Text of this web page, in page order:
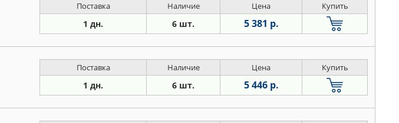
Поставка Наличие Цена Купить
1 дн. 6 шт. 5 381 р.
Поставка Наличие Цена Купить
1 дн. 6 шт. 5 446 р.